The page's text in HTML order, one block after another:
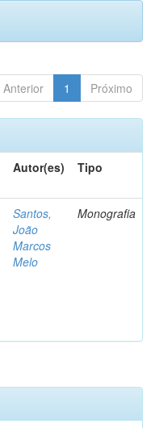
Anterior 1 Próximo
Autor(es) Tipo
Santos,
João
Marcos
Melo
Monografia